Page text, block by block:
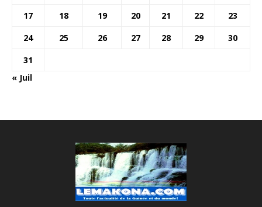
17
18 19 20 21 22
23
24
25 26 27 28 29
30
31
« Juil